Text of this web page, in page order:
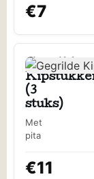
€7
Gegrilde
(3
stuks)
Met
pita
€11